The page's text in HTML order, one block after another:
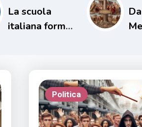
La scuola
italiana forma
comprendere il
proprio tempo
Politica